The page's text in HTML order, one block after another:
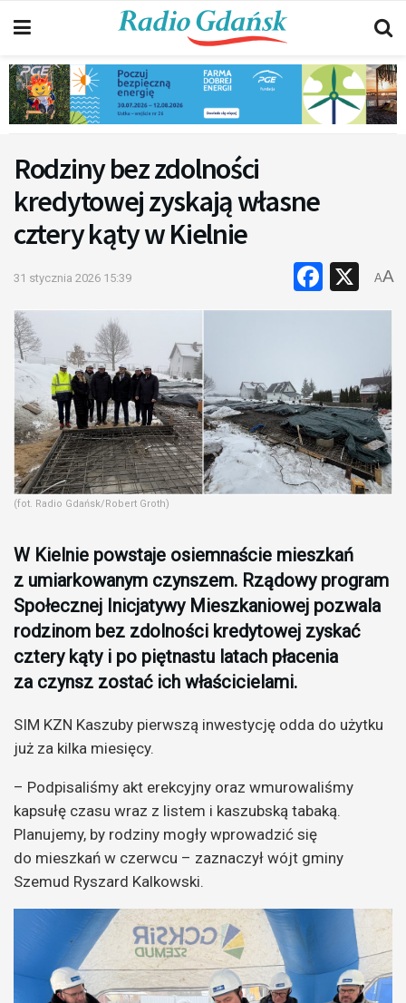
Rodziny bez zdolności
kredytowej zyskają własne
cztery kąty w Kielnie
31 stycznia 2026 15:39 X
AA
(fot. Radio Gdańsk/Robert Groth)
W Kielnie powstaje osiemnaście mieszkań
z umiarkowanym czynszem. Rządowy program
Społecznej Inicjatywy Mieszkaniowej pozwala
rodzinom bez zdolności kredytowej zyskać
cztery kąty i po piętnastu latach płacenia
za czynsz zostać ich właścicielami.
SIM KZN Kaszuby pierwszą inwestycję odda do użytku
już za kilka miesięcy.
– Podpisaliśmy akt erekcyjny oraz wmurowaliśmy
kapsułę czasu wraz z listem i kaszubską tabaką.
Planujemy, by rodziny mogły wprowadzić się
do mieszkań w czerwcu – zaznaczył wójt gminy
Szemud Ryszard Kalkowski.